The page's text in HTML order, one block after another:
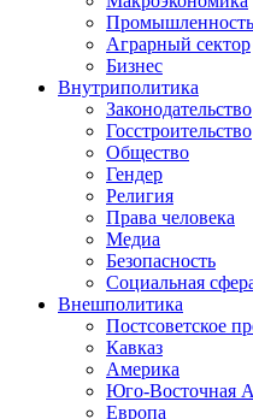
Промышленность
Аграрный сектор
Бизнес
Внутриполитика
Законодательство
Госстроительство
Общество
Гендер
Религия
Права человека
Медиа
Безопасность
Социальная
Внешполитика
Постсоветское
Кавказ
Америка
Юго-Восточная
Европа